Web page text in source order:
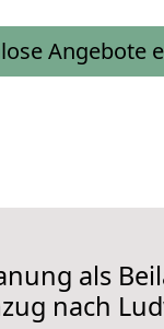
Angebote
als
nach